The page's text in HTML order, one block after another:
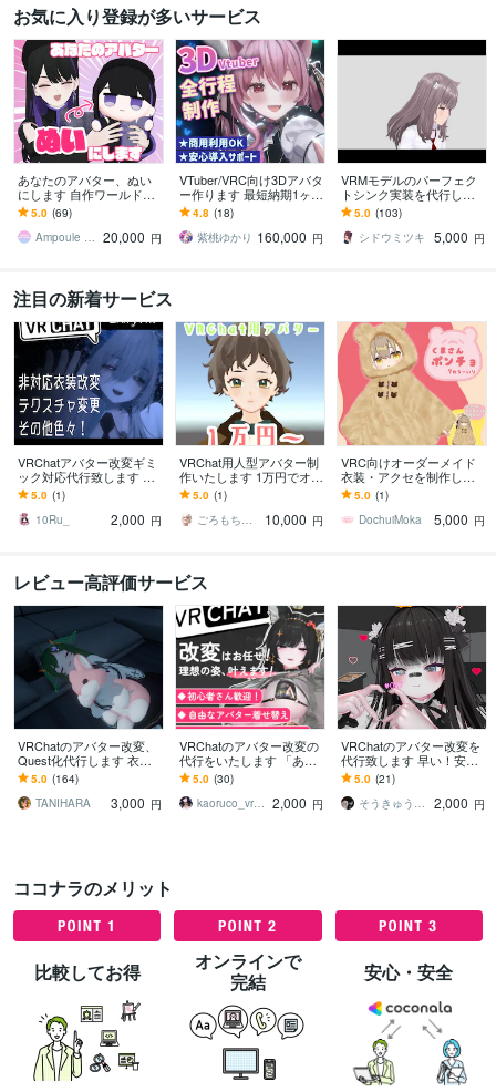
お気に入り登録が多いサービス
あなたのアバター、ぬい
にします 自作ワールドに
置いてもよし、持ち歩い
てもよし
5.0 (69)
Ampoule Multiverse 20,000 円
VTuber/VRC向け3Dアバタ
ー作ります 最短納期1ヶ
月！立体に拘った高品質
モデルをプロが作りま
す！
4.8 (18)
紫桃ゆかり 160,000 円
VRMモデルのパーフェク
トシンク実装を代行しま
す 貴方のアバターに
「生」の表情を。非VRoid
製モデル大歓迎！
5.0 (103)
シドウミツキ
5,000 円
注目の新着サービス
VRChatアバター改変ギミ
ック対応代行致します 早
い、安い、理想をモット
ーにおつくりいたします
5.0 (1)
10Ru_
2,000 円
VRChat用人型アバター制
作いたします 1万円でオー
ダーメイドアバター作れ
ます
5.0 (1)
ごろもちゃん
10,000 円
VRC向けオーダーメイド
衣装・アクセを制作しま
す デフォルメ系からリア
ル調までアクセサリー1つ
から対応可能！
5.0 (1)
DochuiMoka
5,000 円
レビュー高評価サービス
VRChatのアバター改変、
Quest化代行します 衣装
等のModular Avatar対応も
承ります！
5.0 (164)
TANIHARA
3,000 円
VRChatのアバター改変の
代行をいたします 「あな
たのなりたい姿」を叶え
ませんか？アバター改変
お手伝い！
5.0 (30)
kaoruco_vrc（かおるこ） 2,000 円
VRChatのアバター改変を
代行致します 早い！安
い！をモットーにあなた
の理想を叶えます。
5.0 (21)
そうきゅうちゃん
2,000 円
ココナラのメリット
比較してお得
オンラインで
完結
安心・安全